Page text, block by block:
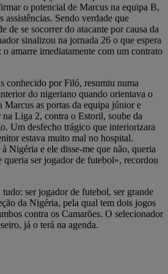
o potencial de Marcus na equipa B,
assistências. Sendo verdade que
de se socorrer do atacante por causa da
sinalizou na jornada 26 o que espera
amarre imediatamente com um contrato
conhecido por Filó, resumiu numa
do nigeriano quando orientava o
Marcus as portas da equipa júnior e
na Liga 2, contra o Estoril, soube da
Um desfecho trágico que interiorizara
estava muito mal no hospital.
Nigéria e ele disse-me que não, queria
ser jogador de futebol», recordou
ser jogador de futebol, ser grande
da Nigéria, pela qual tem dois jogos
contra os Camarões. O selecionador
já o terá na agenda.